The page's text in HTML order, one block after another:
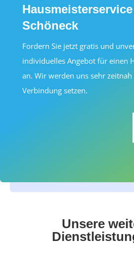
Schöneck
Fordern Sie jetzt gratis und
individuelles Angebot für einen
an. Wir werden uns sehr
Verbindung setzen.
Unsere